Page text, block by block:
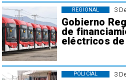
3
Gobierno
de
eléctricos de
REGIONAL
3
POLICIAL